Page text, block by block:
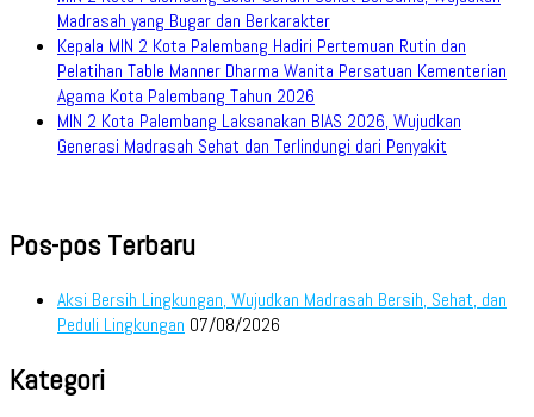
Madrasah yang Bugar dan Berkarakter
Kepala MIN 2 Kota Palembang Hadiri Pertemuan Rutin dan
Pelatihan Table Manner Dharma Wanita Persatuan Kementerian
Agama Kota Palembang Tahun 2026
MIN 2 Kota Palembang Laksanakan BIAS 2026, Wujudkan
Generasi Madrasah Sehat dan Terlindungi dari Penyakit
Pos-pos Terbaru
Aksi Bersih Lingkungan, Wujudkan Madrasah Bersih, Sehat, dan
Peduli Lingkungan 07/08/2026
Kategori